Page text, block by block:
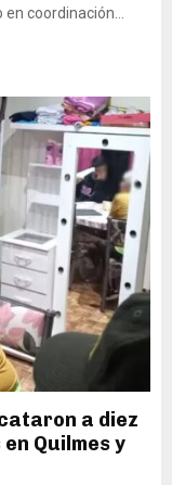
coordinación...
a diez
Quilmes y